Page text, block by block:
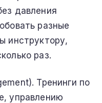
давления
разные
инструктору,
раз.
Тренинги по
управлению